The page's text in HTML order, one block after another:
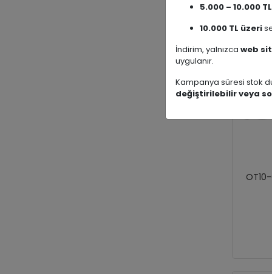
5.000 – 10.000 TL
10.000 TL üzeri
İndirim, yalnızca web
uygulanır.
Kampanya süresi stok
değiştirilebilir veya